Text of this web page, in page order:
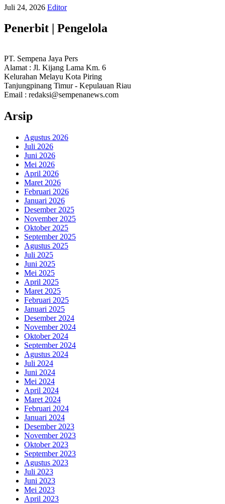
Juli 24, 2026 Editor
Penerbit | Pengelola
PT. Sempena Jaya Pers
Alamat : Jl. Kijang Lama Km. 6
Kelurahan Melayu Kota Piring
Tanjungpinang Timur - Kepulauan Riau
Email : redaksi@sempenanews.com
Arsip
Agustus 2026
Juli 2026
Juni 2026
Mei 2026
April 2026
Maret 2026
Februari 2026
Januari 2026
Desember 2025
November 2025
Oktober 2025
September 2025
Agustus 2025
Juli 2025
Juni 2025
Mei 2025
April 2025
Maret 2025
Februari 2025
Januari 2025
Desember 2024
November 2024
Oktober 2024
September 2024
Agustus 2024
Juli 2024
Juni 2024
Mei 2024
April 2024
Maret 2024
Februari 2024
Januari 2024
Desember 2023
November 2023
Oktober 2023
September 2023
Agustus 2023
Juli 2023
Juni 2023
Mei 2023
April 2023